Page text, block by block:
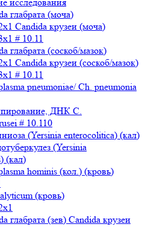
глабрата (моча)
Candida крузеи (моча)
# 10.11
глабрата (соскоб/мазок)
Candida крузеи (соскоб/мазок)
# 10.11
pneumoniae/ Ch. pneumonia
ДНК C.
# 10.110
(Yersinia enterocolitica) (кал)
(Yersinia
(кал)
hominis (кол.) (кровь)
(кровь)
глабрата (зев) Candida крузеи